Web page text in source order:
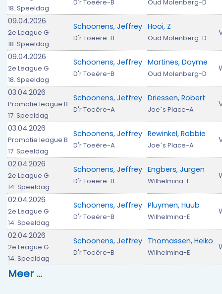
18. Speeldag
D'r Toeëre-B Oud Molenberg-D
09.04.2026
2e League G
18. Speeldag
Schoonens, Jeffrey
D'r Toeëre-B
Hooi, Z
Oud Molenberg-D
09.04.2026
2e League G
18. Speeldag
Schoonens, Jeffrey
D'r Toeëre-B
Martines, Dayme
Oud Molenberg-D
03.04.2026
Promotie league B
17. Speeldag
Schoonens, Jeffrey
D'r Toeëre-A
Driessen, Robert
Joe`s Place-A
03.04.2026
Promotie league B
17. Speeldag
Schoonens, Jeffrey
D'r Toeëre-A
Rewinkel, Robbie
Joe`s Place-A
02.04.2026
2e League G
14. Speeldag
Schoonens, Jeffrey
D'r Toeëre-B
Engbers, Jurgen
Wilhelmina-E
02.04.2026
2e League G
14. Speeldag
Schoonens, Jeffrey
D'r Toeëre-B
Pluymen, Huub
Wilhelmina-E
02.04.2026
2e League G
14. Speeldag
Schoonens, Jeffrey
D'r Toeëre-B
Thomassen, Heiko
Wilhelmina-E
Meer …